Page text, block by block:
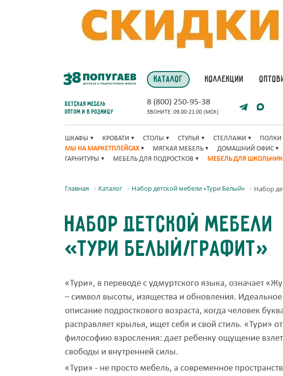
КАТАЛОГ КОЛЛЕКЦИИ
Детская мебель
оптом и в розницу
8 (800) 250-95-38
ЗВОНИТЕ: 09.00-21.00 (МСК)
ШКАФЫ КРОВАТИ СТОЛЫ СТУЛЬЯ СТЕЛЛАЖИ ПОЛКИ
МЫ НА МАРКЕТПЛЕЙСАХ
МЯГКАЯ МЕБЕЛЬ ДОМАШНИЙ ОФИС
ГАРНИТУРЫ
МЕБЕЛЬ ДЛЯ ПОДРОСТКОВ МЕБЕЛЬ ДЛЯ
Главная Каталог Набор детской мебели «Тури Белый» Набор
Набор детской мебели
«Тури Белый/Графит»
«Тури», в переводе с удмуртского языка, означает
– символ высоты, изящества и обновления. Идеальное
описание подросткового возраста, когда человек
расправляет крылья, ищет себя и свой стиль. «Тури»
философию взросления: дает ребенку ощущение
свободы и внутренней силы.
«Тури» - не просто мебель, а современное